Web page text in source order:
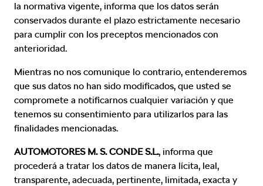
la normativa vigente, informa que los datos serán
conservados durante el plazo estrictamente necesario
para cumplir con los preceptos mencionados con
anterioridad.
Mientras no nos comunique lo contrario, entenderemos
que sus datos no han sido modificados, que usted se
compromete a notificarnos cualquier variación y que
tenemos su consentimiento para utilizarlos para las
finalidades mencionadas.
AUTOMOTORES M. S. CONDE S.L., informa que
procederá a tratar los datos de manera lícita, leal,
transparente, adecuada, pertinente, limitada, exacta y